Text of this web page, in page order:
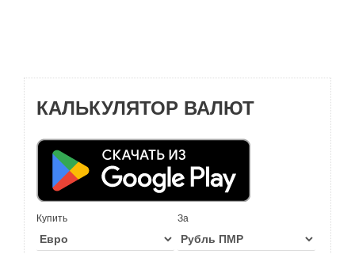
КАЛЬКУЛЯТОР ВАЛЮТ
Купить За